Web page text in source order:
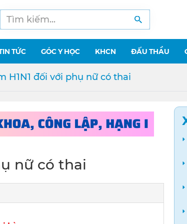
TỨC GÓC Y HỌC KHCN ĐẤU THẦU
H1N1 đối với phụ nữ có thai
nữ có thai